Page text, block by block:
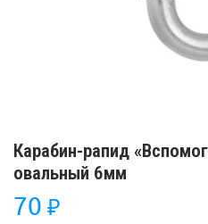
Карабин-рапид
овальный 6мм
70 ₽